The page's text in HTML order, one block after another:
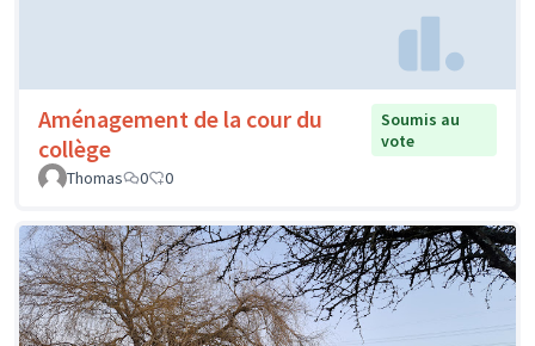
Aménagement de la cour du
collège
Soumis au
vote
Thomas
0 0